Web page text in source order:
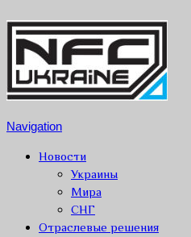
Navigation
Новости
Украины
Мира
СНГ
Отраслевые решения